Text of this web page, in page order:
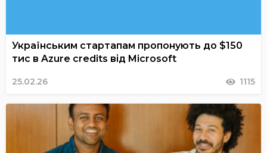
Українським стартапам пропонують до $150
тис в Azure credits від Microsoft
25.02.26 1115